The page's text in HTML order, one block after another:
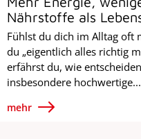
Nährstoffe als
Fühlst du dich im Alltag oft
du „eigentlich alles richtig
erfährst du, wie
insbesondere hochwertige...
mehr